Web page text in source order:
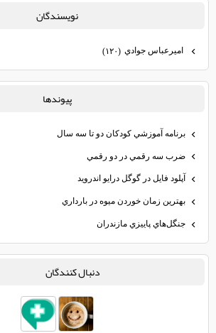
نويسندگان
اميرعباس جوادي (۱۲۰)
پيوندها
برنامه آموزشي كودكان دو تا سه سال
ضرب سه رقمي در دو رقمي
آپلود فايل در گوگل درايو اندرويد
بهترين زمان خوردن ميوه در بارداري
جنگل‌هاي پاييزي مازندران
دنبال كنندگان